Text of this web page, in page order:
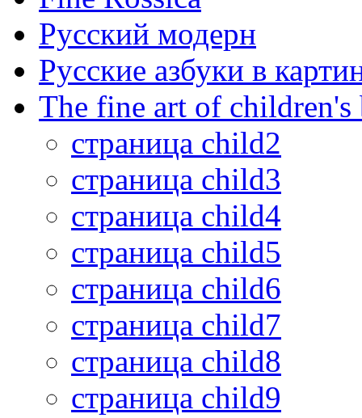
Русский модерн
Русские азбуки в
The fine art of
страница child2
страница child3
страница child4
страница child5
страница child6
страница child7
страница child8
страница child9